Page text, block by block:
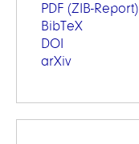
PDF (ZIB-Report)
BibTeX
DOI
arXiv